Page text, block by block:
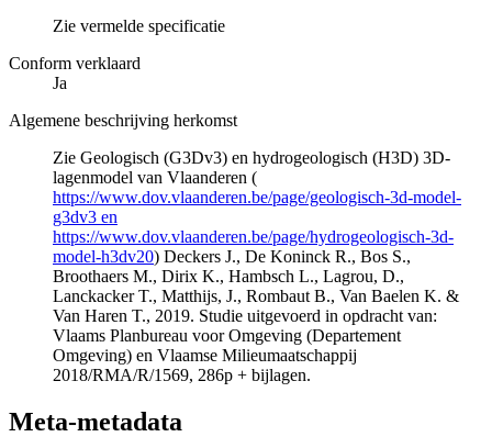
Zie vermelde specificatie
Conform verklaard
Ja
Algemene beschrijving herkomst
Zie Geologisch (G3Dv3) en hydrogeologisch (H3D) 3D-
lagenmodel van Vlaanderen (
https://www.dov.vlaanderen.be/page/geologisch-3d-model-
g3dv3 en
https://www.dov.vlaanderen.be/page/hydrogeologisch-3d-
model-h3dv20) Deckers J., De Koninck R., Bos S.,
Broothaers M., Dirix K., Hambsch L., Lagrou, D.,
Lanckacker T., Matthijs, J., Rombaut B., Van Baelen K. &
Van Haren T., 2019. Studie uitgevoerd in opdracht van:
Vlaams Planbureau voor Omgeving (Departement
Omgeving) en Vlaamse Milieumaatschappij
2018/RMA/R/1569, 286p + bijlagen.
Meta-metadata